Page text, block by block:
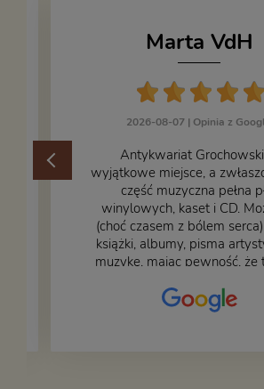
Marta VdH
2026-08-07 | Opinia z
​Antykwariat
wyjątkowe miejsce, a
część muzyczna pełna
winylowych, kaset i CD.
(choć czasem z bólem
książki, albumy, pisma
muzykę, mając pewność, że
– nasze książki w trakcie
przepakowywania. Część